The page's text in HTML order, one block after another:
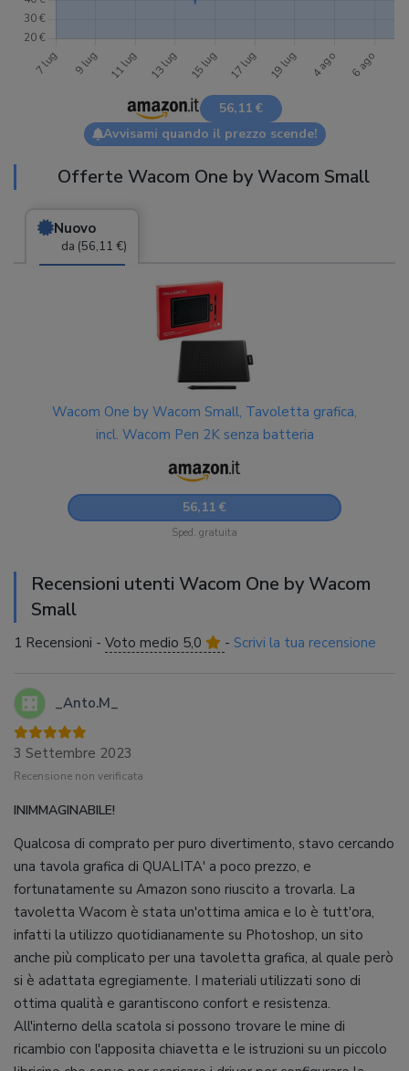
56,11 €
Avvisami quando il prezzo scende!
Offerte Wacom One by Wacom Small
Nuovo
da (56,11 €)
Wacom One by Wacom Small, Tavoletta grafica,
incl. Wacom Pen 2K senza batteria
56,11 €
Sped. gratuita
Recensioni utenti Wacom One by Wacom
Small
1 Recensioni - Voto medio 5,0 - Scrivi la tua recensione
_Anto.M_
3 Settembre 2023
Recensione non verificata
INIMMAGINABILE!
Qualcosa di comprato per puro divertimento, stavo cercando
una tavola grafica di QUALITA' a poco prezzo, e
fortunatamente su Amazon sono riuscito a trovarla. La
tavoletta Wacom è stata un'ottima amica e lo è tutt'ora,
infatti la utilizzo quotidianamente su Photoshop, un sito
anche più complicato per una tavoletta grafica, al quale però
si è adattata egregiamente. I materiali utilizzati sono di
ottima qualità e garantiscono confort e resistenza.
All'interno della scatola si possono trovare le mine di
ricambio con l'apposita chiavetta e le istruzioni su un piccolo